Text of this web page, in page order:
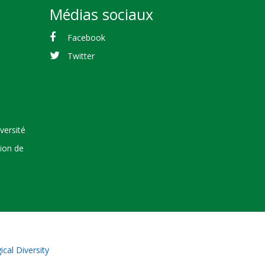
de
Médias sociaux
Facebook
Twitter
Diversity